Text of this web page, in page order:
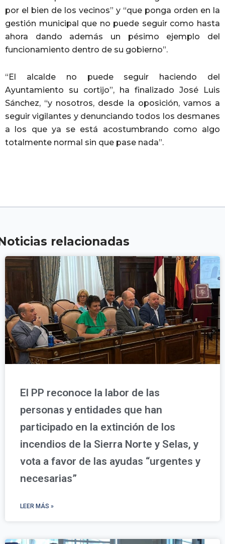
por el bien de los vecinos” y “que ponga orden en la
gestión municipal que no puede seguir como hasta
ahora dando además un pésimo ejemplo del
funcionamiento dentro de su gobierno”.
“El alcalde no puede seguir haciendo del
Ayuntamiento su cortijo”, ha finalizado José Luis
Sánchez, “y nosotros, desde la oposición, vamos a
seguir vigilantes y denunciando todos los desmanes
a los que ya se está acostumbrando como algo
totalmente normal sin que pase nada”.
relacionadas
El PP reconoce la labor de las
personas y entidades que han
participado en la extinción de los
incendios de la Sierra Norte y Selas, y
vota a favor de las ayudas “urgentes y
necesarias”
LEER MÁS »